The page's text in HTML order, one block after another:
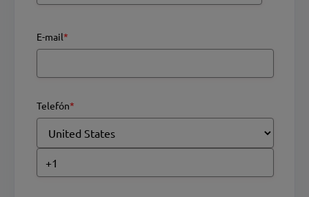
E-mail*
Telefón*